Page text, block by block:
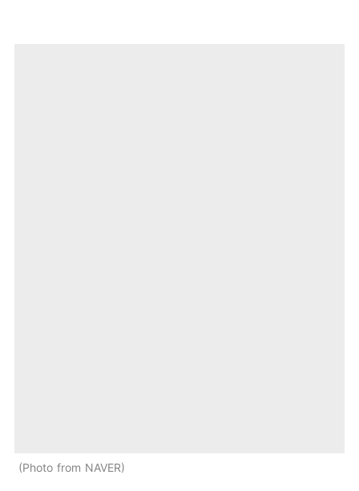
Photo from NAVER